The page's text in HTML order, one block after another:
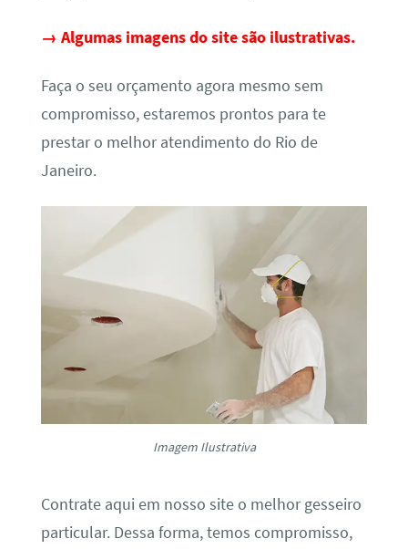
→ Algumas imagens do site são ilustrativas.
Faça o seu orçamento agora mesmo sem
compromisso, estaremos prontos para te
prestar o melhor atendimento do Rio de
Janeiro.
Imagem Ilustrativa
Contrate aqui em nosso site o melhor gesseiro
particular. Dessa forma, temos compromisso,